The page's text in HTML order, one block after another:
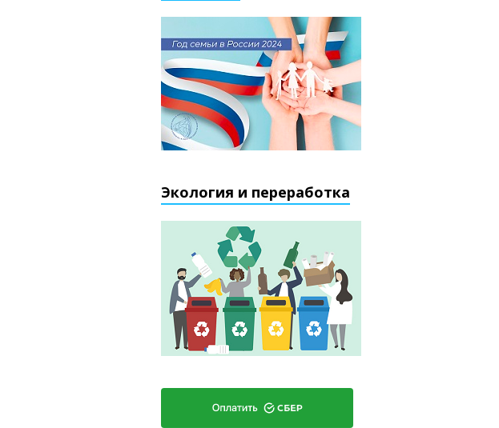
Экология и переработка